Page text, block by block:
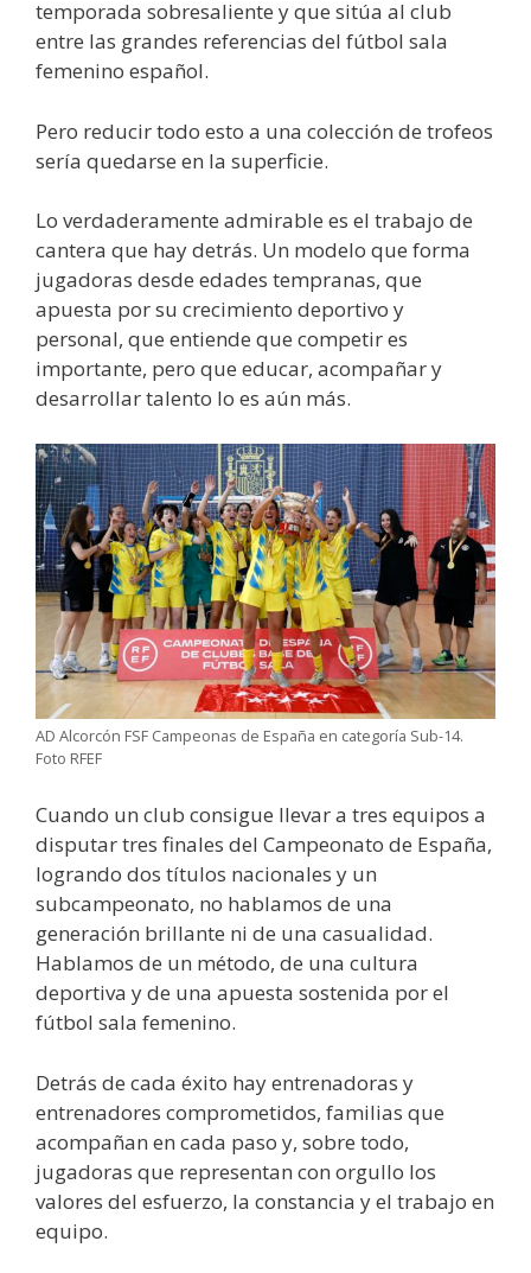
temporada sobresaliente y que sitúa al club
entre las grandes referencias del fútbol sala
femenino español.
Pero reducir todo esto a una colección de trofeos
sería quedarse en la superficie.
Lo verdaderamente admirable es el trabajo de
cantera que hay detrás. Un modelo que forma
jugadoras desde edades tempranas, que
apuesta por su crecimiento deportivo y
personal, que entiende que competir es
importante, pero que educar, acompañar y
desarrollar talento lo es aún más.
AD Alcorcón FSF Campeonas de España en categoría Sub-14.
Foto RFEF
Cuando un club consigue llevar a tres equipos a
disputar tres finales del Campeonato de España,
logrando dos títulos nacionales y un
subcampeonato, no hablamos de una
generación brillante ni de una casualidad.
Hablamos de un método, de una cultura
deportiva y de una apuesta sostenida por el
fútbol sala femenino.
Detrás de cada éxito hay entrenadoras y
entrenadores comprometidos, familias que
acompañan en cada paso y, sobre todo,
jugadoras que representan con orgullo los
valores del esfuerzo, la constancia y el trabajo en
equipo.